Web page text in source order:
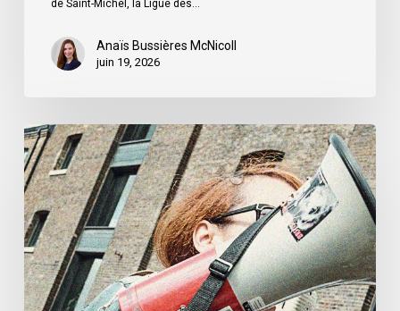
Québec
de Saint-Michel, la Ligue des…
Anaïs Bussières McNicoll
juin 19, 2026
L’ACLC
se
joint
à
la
déclaration
de
la